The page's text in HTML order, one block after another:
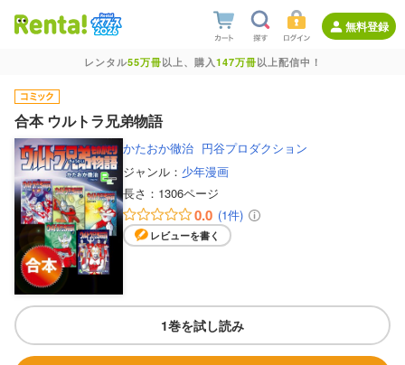
無料登録
レンタル55万冊以上、購入147万冊以上配信中！
合本 ウルトラ兄弟物語
かたおか徹治 円谷プロダクション
ジャンル： 少年漫画
長さ： 1306ページ
0.0 (1件)
レビューを書く
1巻を試し読み